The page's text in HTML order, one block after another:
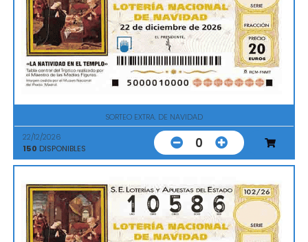
SORTEO EXTRA. DE NAVIDAD
22/12/2026
150 DISPONIBLES 0